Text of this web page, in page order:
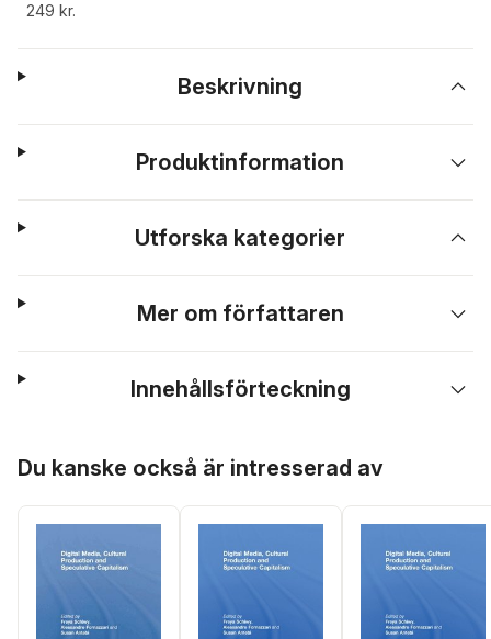
249 kr.
Beskrivning
Produktinformation
Utforska kategorier
Mer om författaren
Innehållsförteckning
Du kanske också är intresserad av